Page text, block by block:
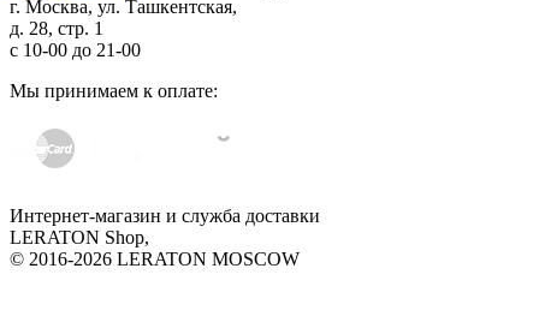
г. Москва, ул. Ташкентская,
д. 28, стр. 1
с 10-00 до 21-00
Мы принимаем к оплате:
Интернет-магазин и служба доставки
LERATON Shop,
© 2016-2026 LERATON MOSCOW